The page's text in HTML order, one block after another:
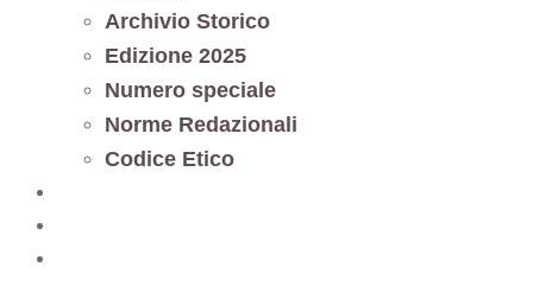
Archivio Storico
Edizione 2025
Numero speciale
Norme Redazionali
Codice Etico